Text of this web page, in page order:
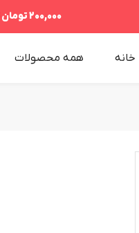
200,000 تومان
خانه همه محصولات